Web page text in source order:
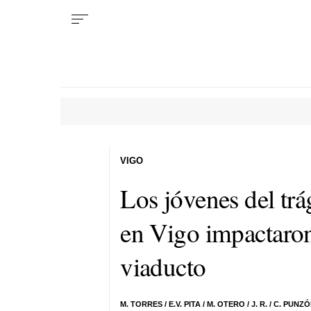
Los jóvenes del
en Vigo
viaducto
M. TORRES /E.V. PITA / M. OTERO / J. R. /C.
VIGO